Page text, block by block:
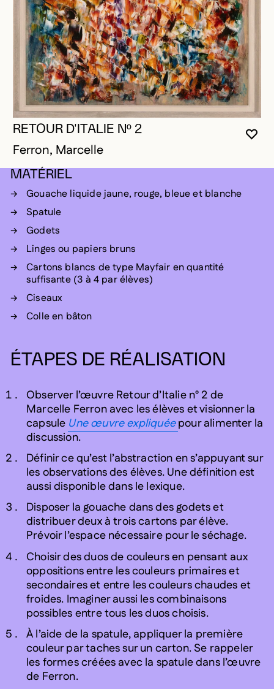
RETOUR D'ITALIE Nº 2
Ferron, Marcelle
MATÉRIEL
Gouache liquide jaune, rouge, bleue et blanche
Spatule
Godets
Linges ou papiers bruns
Cartons blancs de type Mayfair en quantité
suffisante (3 à 4 par élèves)
Ciseaux
Colle en bâton
ÉTAPES DE RÉALISATION
Observer l’œuvre Retour d’Italie n° 2 de
Marcelle Ferron avec les élèves et visionner la
capsule Une œuvre expliquéepour alimenter la
discussion.
Définir ce qu’est l’abstraction en s’appuyant sur
les observations des élèves. Une définition est
aussi disponible dans le lexique.
Disposer la gouache dans des godets et
distribuer deux à trois cartons par élève.
Prévoir l’espace nécessaire pour le séchage.
Choisir des duos de couleurs en pensant aux
oppositions entre les couleurs primaires et
secondaires et entre les couleurs chaudes et
froides. Imaginer aussi les combinaisons
possibles entre tous les duos choisis.
À l’aide de la spatule, appliquer la première
couleur par taches sur un carton. Se rappeler
les formes créées avec la spatule dans l’œuvre
de Ferron.